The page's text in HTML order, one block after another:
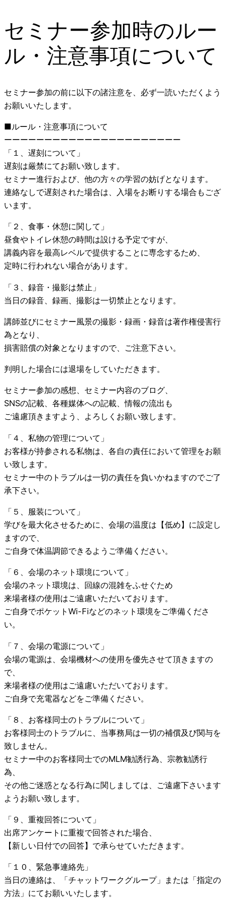
セミナー参加時のルー
ル・注意事項について
セミナー参加の前に以下の諸注意を、必ず一読いただくよう
お願いいたします。
■ルール・注意事項について
ーーーーーーーーーーーーーーーーーーーーーー
「１、遅刻について」
遅刻は厳禁にてお願い致します。
セミナー進行および、他の方々の学習の妨げとなります。
連絡なしで遅刻された場合は、入場をお断りする場合もござ
います。
「２、食事・休憩に関して」
昼食やトイレ休憩の時間は設ける予定ですが、
講義内容を最高レベルで提供することに専念するため、
定時に行われない場合があります。
「３、録音・撮影は禁止」
当日の録音、録画、撮影は一切禁止となります。
講師並びにセミナー風景の撮影・録画・録音は著作権侵害行
為となり、
損害賠償の対象となりますので、ご注意下さい。
判明した場合には退場をしていただきます。
セミナー参加の感想、セミナー内容のブログ、
SNSの記載、各種媒体への記載、情報の流出も
ご遠慮頂きますよう、よろしくお願い致します。
「４、私物の管理について」
お客様が持参される私物は、各自の責任において管理をお願
い致します。
セミナー中のトラブルは一切の責任を負いかねますのでご了
承下さい。
「５、服装について」
学びを最大化させるために、会場の温度は【低め】に設定し
ますので、
ご自身で体温調節できるようご準備ください。
「６、会場のネット環境について」
会場のネット環境は、回線の混雑をふせぐため
来場者様の使用はご遠慮いただいております。
ご自身でポケットWi-Fiなどのネット環境をご準備くださ
い。
「７、会場の電源について」
会場の電源は、会場機材への使用を優先させて頂きますの
で、
来場者様の使用はご遠慮いただいております。
ご自身で充電器などをご準備ください。
「８、お客様同士のトラブルについて」
お客様同士のトラブルに、当事務局は一切の補償及び関与を
致しません。
セミナー中のお客様同士でのMLM勧誘行為、宗教勧誘行
為、
その他ご迷惑となる行為に関しましては、ご遠慮下さいます
ようお願い致します。
「９、重複回答について」
出席アンケートに重複で回答された場合、
【新しい日付での回答】で承らせていただきます。
「１０、緊急事連絡先」
当日の連絡は、「チャットワークグループ」または「指定の
方法」にてお願いいたします。